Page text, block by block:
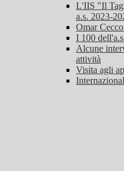
L'IIS "Il
a.s. 2023-
Omar
I 100
Alcune
attività
Visita agli